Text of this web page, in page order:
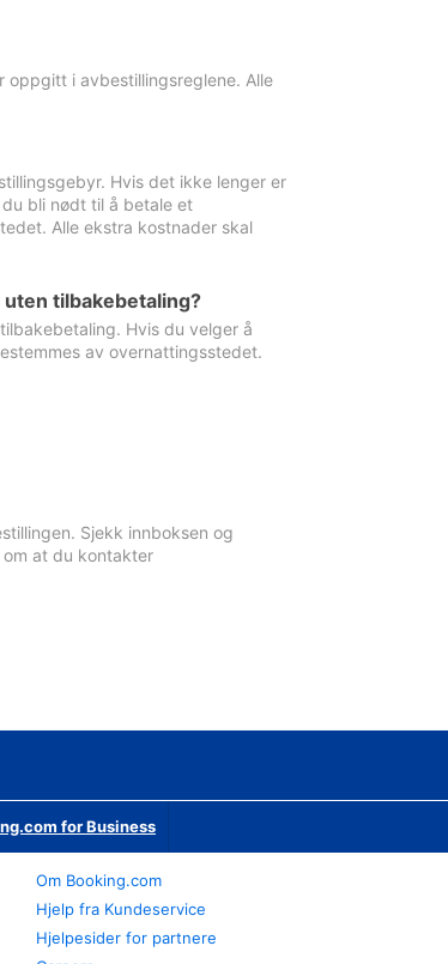
i avbestillingsreglene. Alle
Hvis det ikke lenger er
bli nødt til å betale et
Alle ekstra kostnader skal
tilbakebetaling?
Hvis du velger å
av overnattingsstedet.
Sjekk innboksen og
at du kontakter
for Business
Om Booking.com
Hjelp fra Kundeservice
Hjelpesider for partnere